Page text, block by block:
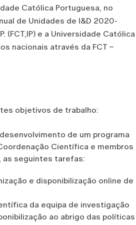
Católica Portuguesa, no
de Unidades de I&D 2020-
(FCT,IP) e a Universidade Católica
nacionais através da FCT –
objetivos de trabalho:
de um programa
Científica e membros
as seguintes tarefas:
e disponibilização online de
da equipa de investigação
ao abrigo das políticas